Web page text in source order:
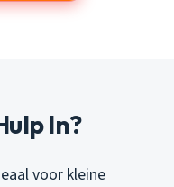
In?
voor kleine